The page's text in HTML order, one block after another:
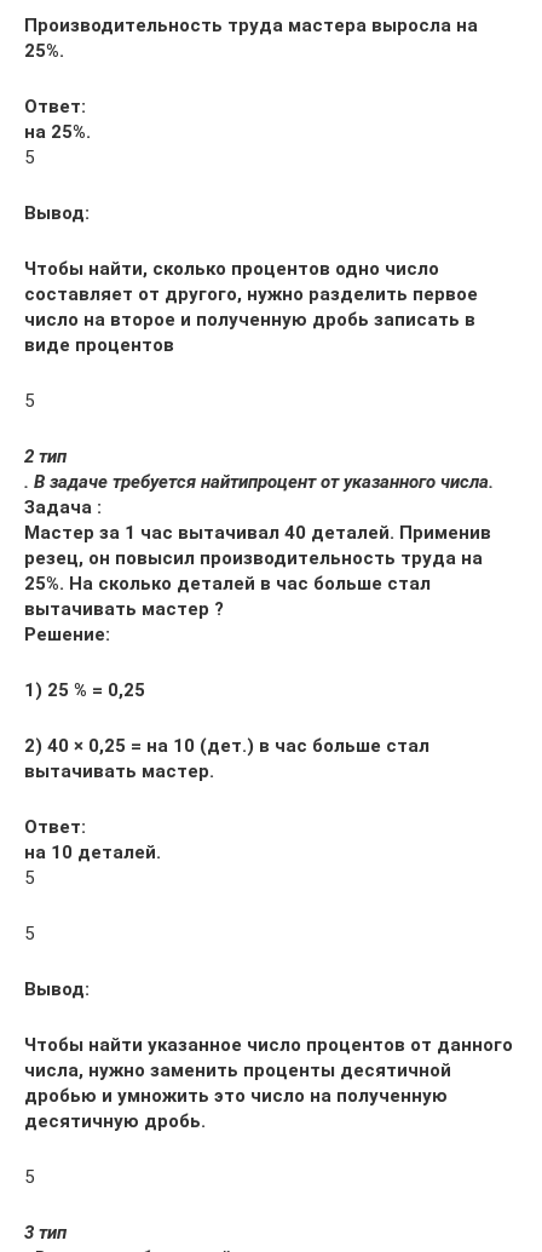
Производительность труда мастера выросла на
25%.
Ответ:
на 25%.
5
Вывод:
Чтобы найти, сколько процентов одно число
составляет от другого, нужно разделить первое
число на второе и полученную дробь записать в
виде процентов
5
2 тип
. В задаче требуется найтипроцент от указанного числа.
Задача :
Мастер за 1 час вытачивал 40 деталей. Применив
резец, он повысил производительность труда на
25%. На сколько деталей в час больше стал
вытачивать мастер ?
Решение:
1) 25 % = 0,25
2) 40 × 0,25 = на 10 (дет.) в час больше стал
вытачивать мастер.
Ответ:
на 10 деталей.
5
5
Вывод:
Чтобы найти указанное число процентов от данного
числа, нужно заменить проценты десятичной
дробью и умножить это число на полученную
десятичную дробь.
5
3 тип